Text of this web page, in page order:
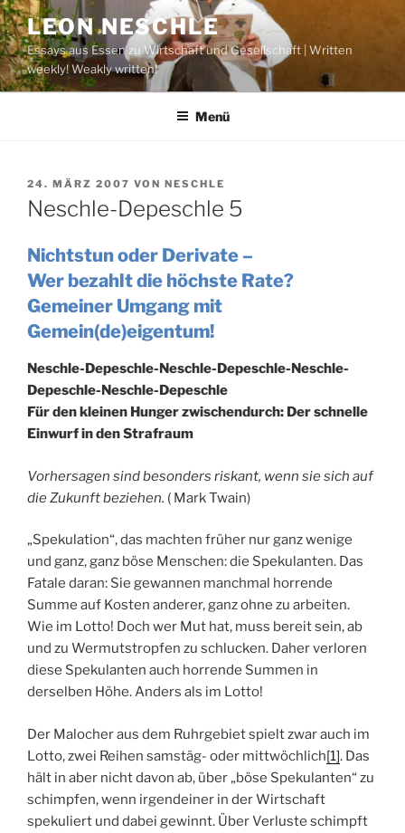
Zum
Inhalt
springen
LEON NESCHLE
Essays aus Essen zu Wirtschaft und Gesellschaft | Written
weekly! Weakly written!
Menü
VERÖFFENTLICHT
AM
24. MÄRZ 2007 VON NESCHLE
Neschle-Depeschle 5
Nichtstun oder Derivate –
Wer bezahlt die höchste Rate?
Gemeiner Umgang mit
Gemein(de)eigentum!
Neschle-Depeschle-Neschle-Depeschle-Neschle-
Depeschle-Neschle-Depeschle
Für den kleinen Hunger zwischendurch: Der schnelle
Einwurf in den Strafraum
Vorhersagen sind besonders riskant, wenn sie sich auf
die Zukunft beziehen. ( Mark Twain)
„Spekulation“, das machten früher nur ganz wenige
und ganz, ganz böse Menschen: die Spekulanten. Das
Fatale daran: Sie gewannen manchmal horrende
Summe auf Kosten anderer, ganz ohne zu arbeiten.
Wie im Lotto! Doch wer Mut hat, muss bereit sein, ab
und zu Wermutstropfen zu schlucken. Daher verloren
diese Spekulanten auch horrende Summen in
derselben Höhe. Anders als im Lotto!
Der Malocher aus dem Ruhrgebiet spielt zwar auch im
Lotto, zwei Reihen samstäg- oder mittwöchlich[1]. Das
hält in aber nicht davon ab, über „böse Spekulanten“ zu
schimpfen, wenn irgendeiner in der Wirtschaft
spekuliert und dabei gewinnt. Über Verluste schimpft